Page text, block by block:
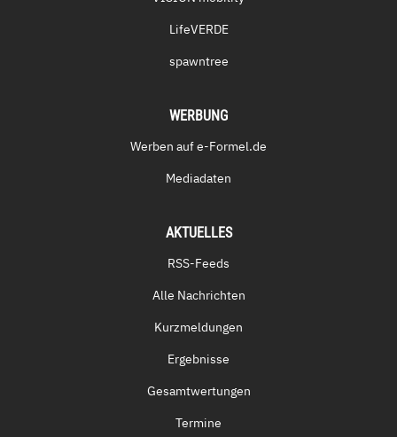
LifeVERDE
spawntree
WERBUNG
Werben auf e-Formel.de
Mediadaten
AKTUELLES
RSS-Feeds
Alle Nachrichten
Kurzmeldungen
Ergebnisse
Gesamtwertungen
Termine